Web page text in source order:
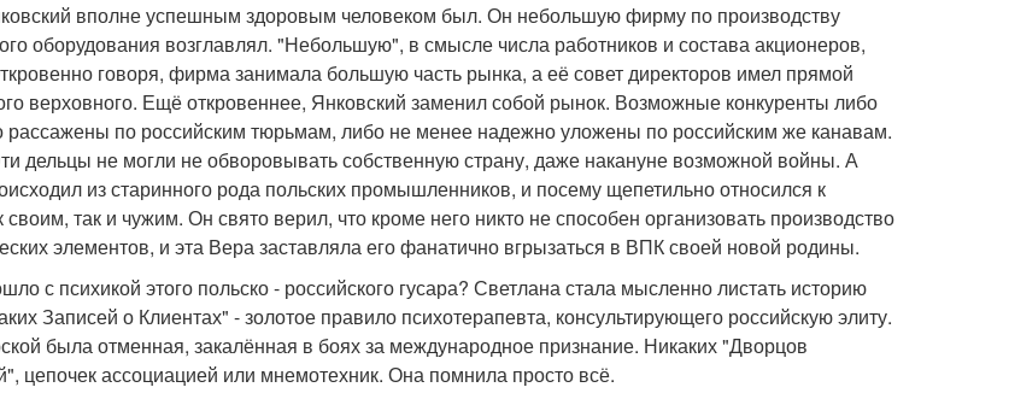
вполне успешным здоровым человеком был. Он небольшую фирму по производству
оборудования возглавлял. "Небольшую", в смысле числа работников и состава акционеров,
говоря, фирма занимала большую часть рынка, а её совет директоров имел прямой
верховного. Ещё откровеннее, Янковский заменил собой рынок. Возможные конкуренты либо
по российским тюрьмам, либо не менее надежно уложены по российским же канавам.
дельцы не могли не обворовывать собственную страну, даже накануне возможной войны. А
из старинного рода польских промышленников, и посему щепетильно относился к
так и чужим. Он свято верил, что кроме него никто не способен организовать производство
элементов, и эта Вера заставляла его фанатично вгрызаться в ВПК своей новой родины.
с психикой этого польско - российского гусара? Светлана стала мысленно листать историю
Записей о Клиентах" - золотое правило психотерапевта, консультирующего российскую элиту.
была отменная, закалённая в боях за международное признание. Никаких "Дворцов
цепочек ассоциацией или мнемотехник. Она помнила просто всё.